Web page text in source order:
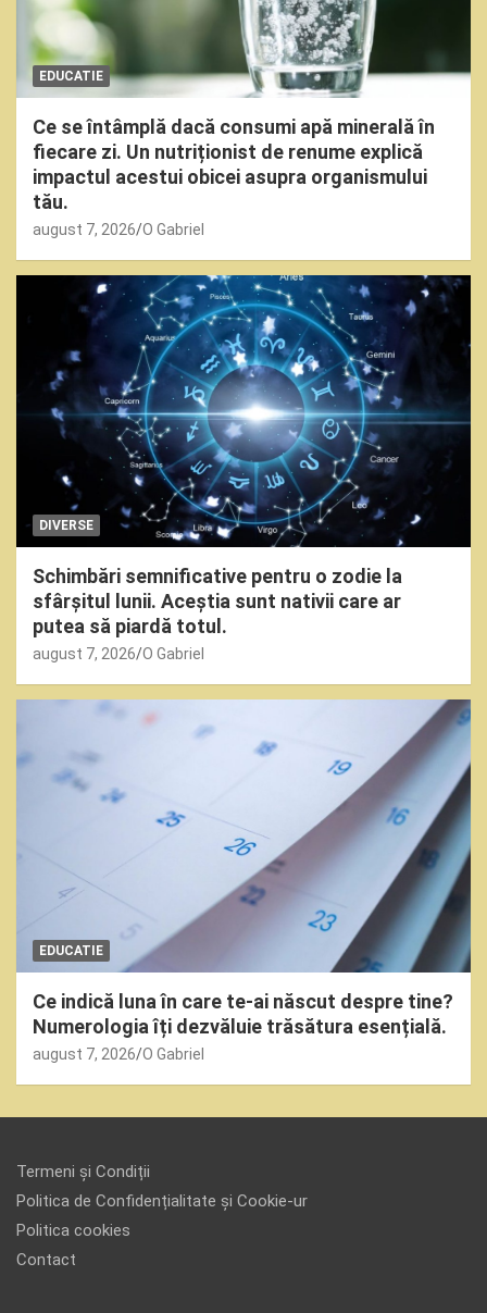
EDUCATIE
Ce se întâmplă dacă consumi apă minerală în
fiecare zi. Un nutriționist de renume explică
impactul acestui obicei asupra organismului
tău.
august 7, 2026 O Gabriel
DIVERSE
Schimbări semnificative pentru o zodie la
sfârșitul lunii. Aceștia sunt nativii care ar
putea să piardă totul.
august 7, 2026 O Gabriel
EDUCATIE
Ce indică luna în care te-ai născut despre tine?
Numerologia îți dezvăluie trăsătura esențială.
august 7, 2026 O Gabriel
Termeni și Condiții
Politica de Confidențialitate și Cookie-ur
Politica cookies
Contact